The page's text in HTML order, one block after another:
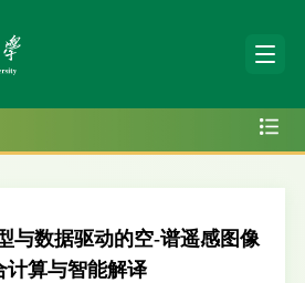
与数据驱动的空-谱遥感图像
计算与智能解译